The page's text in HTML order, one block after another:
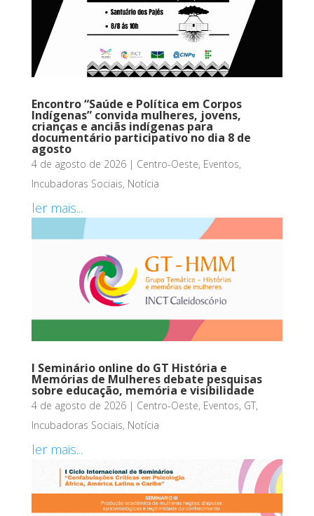
Encontro “Saúde e Política em Corpos
Indígenas” convida mulheres, jovens,
crianças e anciãs indígenas para
documentário participativo no dia 8 de
agosto
4 de agosto de 2026| Centro-Oeste, Eventos,
Incubadoras Sociais, Notícia
ler mais...
I Seminário online do GT História e
Memórias de Mulheres debate pesquisas
sobre educação, memória e visibilidade
4 de agosto de 2026| Centro-Oeste, Eventos, GT,
Incubadoras Sociais, Notícia
ler mais...